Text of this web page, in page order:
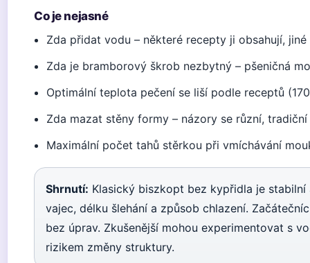
Co je nejasné
Zda přidat vodu – některé recepty ji obsahují,
Zda je bramborový škrob nezbytný – pšeničná
Optimální teplota pečení se liší podle receptů
Zda mazat stěny formy – názory se různí,
Maximální počet tahů stěrkou při vmíchávání
Shrnutí: Klasický biszkopt bez kypřidla je
vajec, délku šlehání a způsob chlazení.
bez úprav. Zkušenější mohou experimentovat s
rizikem změny struktury.